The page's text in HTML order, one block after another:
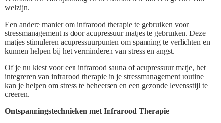
welzijn.
Een andere manier om infrarood therapie te gebruiken voor
stressmanagement is door acupressuur matjes te gebruiken. Deze
matjes stimuleren acupressuurpunten om spanning te verlichten en
kunnen helpen bij het verminderen van stress en angst.
Of je nu kiest voor een infrarood sauna of acupressuur matje, het
integreren van infrarood therapie in je stressmanagement routine
kan je helpen om stress te beheersen en een gezonde levensstijl te
creëren.
Ontspanningstechnieken met Infrarood Therapie